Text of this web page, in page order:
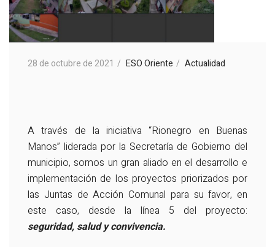
28 de octubre de 2021 ESO Oriente Actualidad
A través de la iniciativa “Rionegro en Buenas
Manos” liderada por la Secretaría de Gobierno del
municipio, somos un gran aliado en el desarrollo e
implementación de los proyectos priorizados por
las Juntas de Acción Comunal para su favor, en
este caso, desde la línea 5 del proyecto:
seguridad, salud y convivencia.